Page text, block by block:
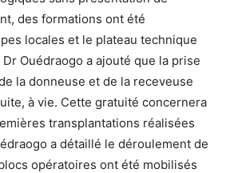
des formations ont été
locales et le plateau technique
Ouédraogo a ajouté que la prise
la donneuse et de la receveuse
à vie. Cette gratuité concernera
transplantations réalisées
a détaillé le déroulement de
opératoires ont été mobilisés